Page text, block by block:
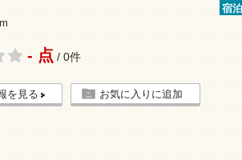
宿泊
- 点 / 0件
を見る お気に入りに追加